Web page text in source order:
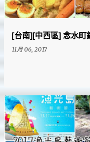
[台南][中西區] 念水町
11月 06, 2017